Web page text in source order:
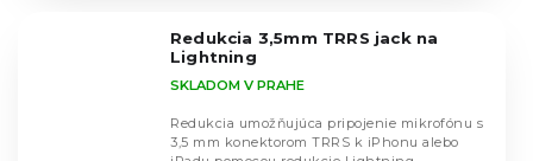
Redukcia 3,5mm TRRS jack na
Lightning
SKLADOM V PRAHE
Redukcia umožňujúca pripojenie mikrofónu s
3,5 mm konektorom TRRS k iPhonu alebo